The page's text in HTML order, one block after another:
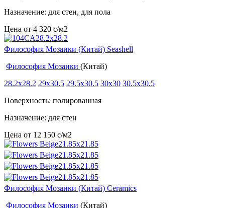
Назначение: для стен, для пола
Цена от 4 320 c/м2
Философия Мозаики (Китай) Seashell
Философия Мозаики (Китай)
28.2x28.2 29x30.5 29.5x30.5 30x30 30.5x30.5
Поверхность: полированная
Назначение: для стен
Цена от 12 150 c/м2
Философия Мозаики (Китай) Ceramics
Философия Мозаики (Китай)